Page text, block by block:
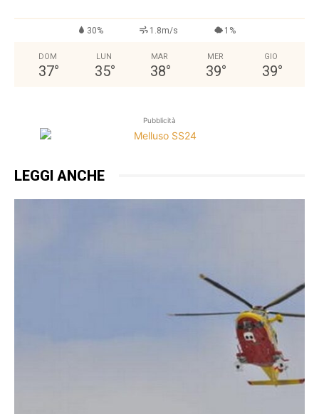
30% 1.8m/s 1%
DOM
37°
LUN
35°
MAR
38°
MER
39°
GIO
39°
Pubblicità
LEGGI ANCHE